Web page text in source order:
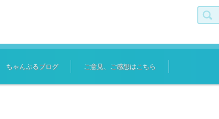
検索:
ちゃんぷるブログ ご意見、ご感想はこちら